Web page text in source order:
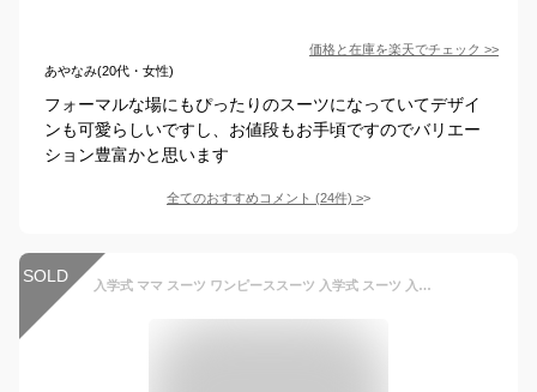
価格と在庫を楽天でチェック >>
あやなみ(20代・女性)
フォーマルな場にもぴったりのスーツになっていてデザイ
ンも可愛らしいですし、お値段もお手頃ですのでバリエー
ション豊富かと思います
全てのおすすめコメント (24件) >
SOLD 入学式 ママ スーツ ワンピーススーツ 入学式 スーツ 入学スーツ フォーマルスーツ セレモニー ワンピース ジャケット ツイード レディーススーツ ママスーツ ツイードスーツ おしゃれ 女性 母 服装 入園式 卒業式スーツ 結婚式 卒業式 卒園式